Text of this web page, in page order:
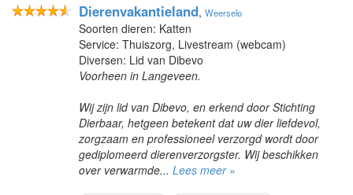
Dierenvakantieland, Weerselo
Soorten dieren: Katten
Service: Thuiszorg, Livestream (webcam)
Diversen: Lid van Dibevo
Voorheen in Langeveen.
Wij zijn lid van Dibevo, en erkend door Stichting
Dierbaar, hetgeen betekent dat uw dier liefdevol,
zorgzaam en professioneel verzorgd wordt door
gediplomeerd dierenverzorgster. Wij beschikken
over verwarmde... Lees meer »